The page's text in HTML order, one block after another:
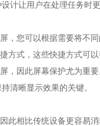
计让用户在处理任务时
您可以根据需要将不同
式，这些快捷方式可以
因此屏幕保护尤为重
清晰显示效果的关键。
相比传统设备更容易